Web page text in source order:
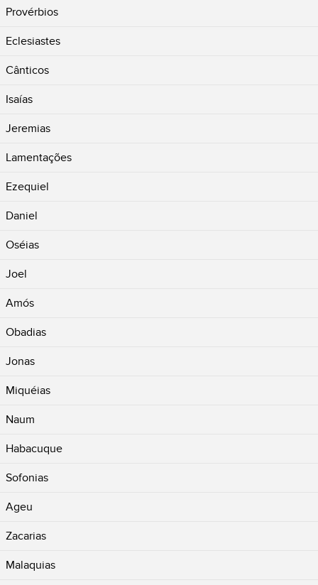
Provérbios
Eclesiastes
Cânticos
Isaías
Jeremias
Lamentações
Ezequiel
Daniel
Oséias
Joel
Amós
Obadias
Jonas
Miquéias
Naum
Habacuque
Sofonias
Ageu
Zacarias
Malaquias